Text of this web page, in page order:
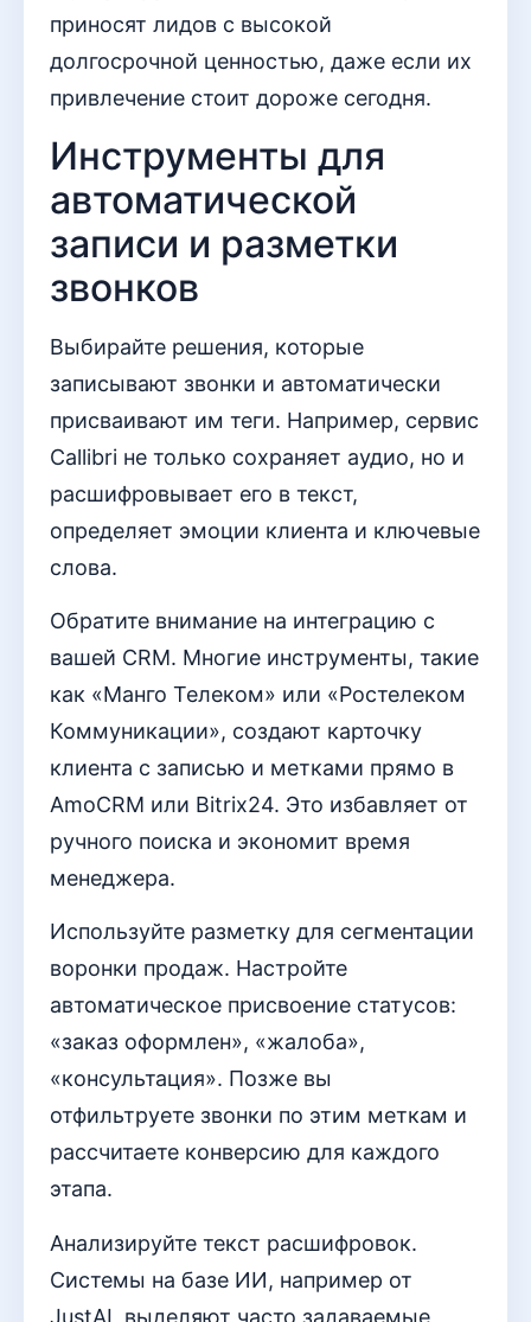
приносят лидов с высокой
долгосрочной ценностью, даже если их
привлечение стоит дороже сегодня.
Инструменты для
автоматической
записи и разметки
звонков
Выбирайте решения, которые
записывают звонки и автоматически
присваивают им теги. Например, сервис
Callibri не только сохраняет аудио, но и
расшифровывает его в текст,
определяет эмоции клиента и ключевые
слова.
Обратите внимание на интеграцию с
вашей CRM. Многие инструменты, такие
как «Манго Телеком» или «Ростелеком
Коммуникации», создают карточку
клиента с записью и метками прямо в
AmoCRM или Bitrix24. Это избавляет от
ручного поиска и экономит время
менеджера.
Используйте разметку для сегментации
воронки продаж. Настройте
автоматическое присвоение статусов:
«заказ оформлен», «жалоба»,
«консультация». Позже вы
отфильтруете звонки по этим меткам и
рассчитаете конверсию для каждого
этапа.
Анализируйте текст расшифровок.
Системы на базе ИИ, например от
JustAI, выделяют часто задаваемые